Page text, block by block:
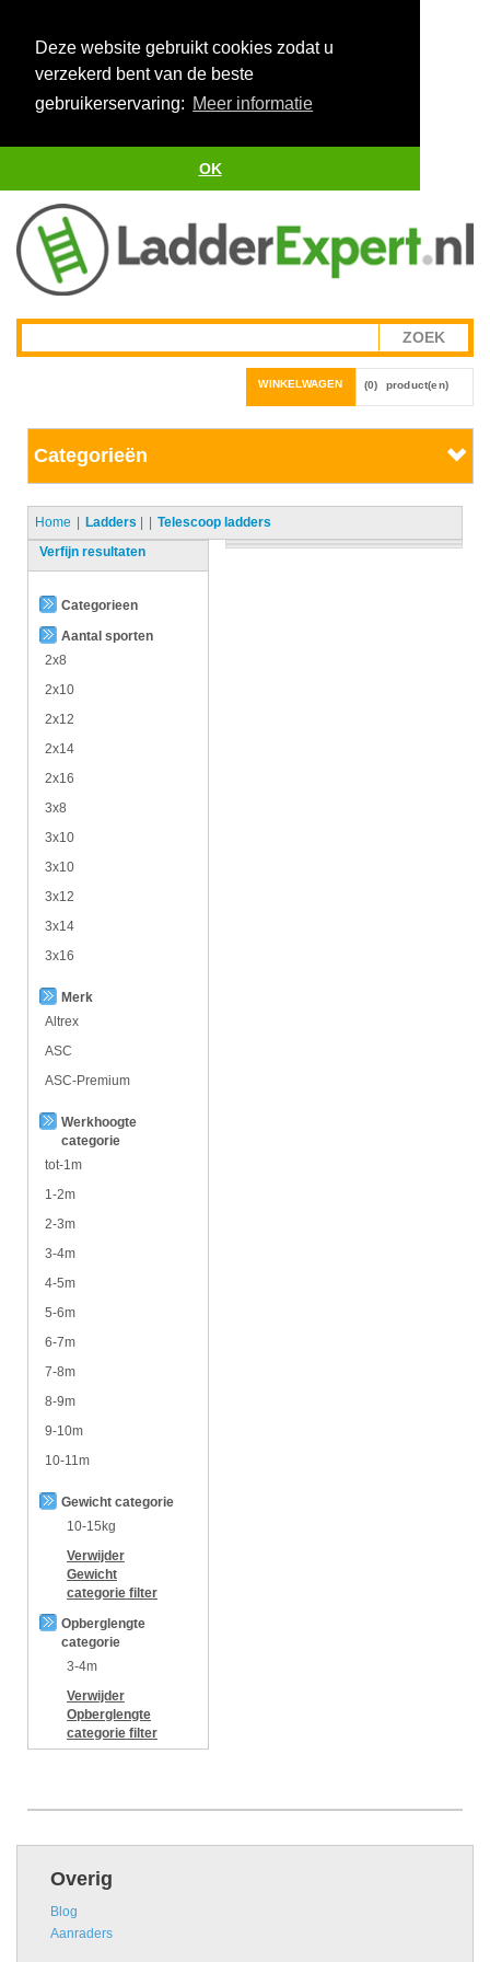
Deze website gebruikt cookies zodat u
verzekerd bent van de beste
gebruikerservaring: Meer informatie
OK
WINKELWAGEN (0) product(en)
Categorieën
Home Ladders |
Telescoop ladders
Verfijn resultaten
Categorieen
Aantal sporten
2x8
2x10
2x12
2x14
2x16
3x8
3x10
3x10
3x12
3x14
3x16
Merk
Altrex
ASC
ASC-Premium
Werkhoogte
categorie
tot-1m
1-2m
2-3m
3-4m
4-5m
5-6m
6-7m
7-8m
8-9m
9-10m
10-11m
Gewicht categorie
10-15kg
Verwijder
Gewicht
categorie filter
Opberglengte
categorie
3-4m
Verwijder
Opberglengte
categorie filter
Overig
Blog
Aanraders